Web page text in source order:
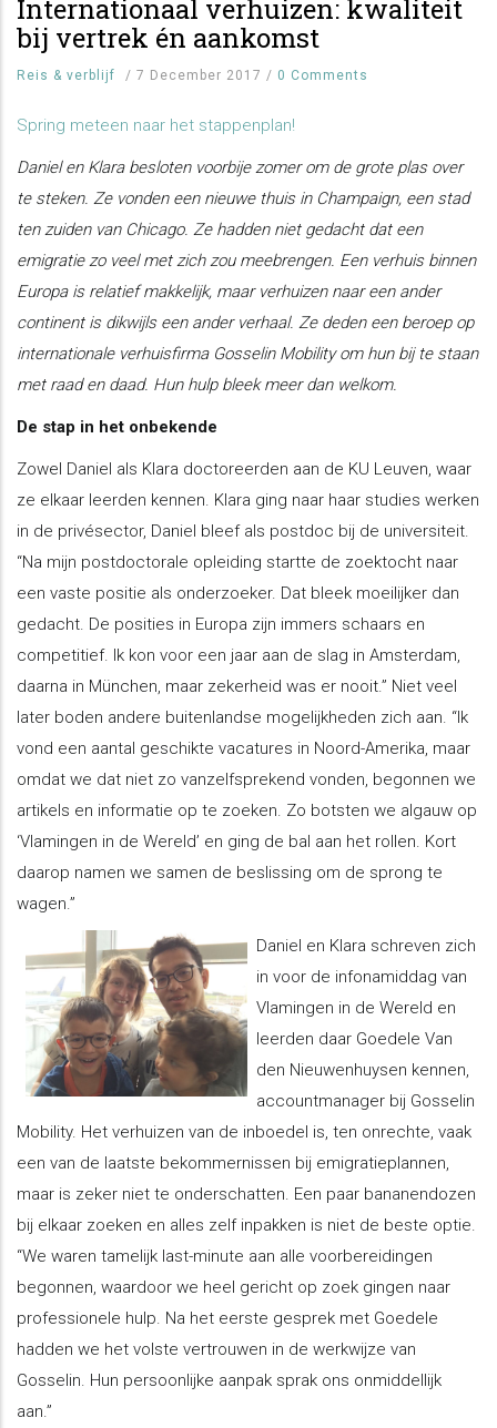
Internationaal verhuizen: kwaliteit
bij vertrek én aankomst
Reis & verblijf / 7 December 2017 / 0 Comments
Spring meteen naar het stappenplan!
Daniel en Klara besloten voorbije zomer om de grote plas over
te steken. Ze vonden een nieuwe thuis in Champaign, een stad
ten zuiden van Chicago. Ze hadden niet gedacht dat een
emigratie zo veel met zich zou meebrengen. Een verhuis binnen
Europa is relatief makkelijk, maar verhuizen naar een ander
continent is dikwijls een ander verhaal. Ze deden een beroep op
internationale verhuisfirma Gosselin Mobility om hun bij te staan
met raad en daad. Hun hulp bleek meer dan welkom.
De stap in het onbekende
Zowel Daniel als Klara doctoreerden aan de KU Leuven, waar
ze elkaar leerden kennen. Klara ging naar haar studies werken
in de privésector, Daniel bleef als postdoc bij de universiteit.
“Na mijn postdoctorale opleiding startte de zoektocht naar
een vaste positie als onderzoeker. Dat bleek moeilijker dan
gedacht. De posities in Europa zijn immers schaars en
competitief. Ik kon voor een jaar aan de slag in Amsterdam,
daarna in München, maar zekerheid was er nooit.” Niet veel
later boden andere buitenlandse mogelijkheden zich aan. “Ik
vond een aantal geschikte vacatures in Noord-Amerika, maar
omdat we dat niet zo vanzelfsprekend vonden, begonnen we
artikels en informatie op te zoeken. Zo botsten we algauw op
‘Vlamingen in de Wereld’ en ging de bal aan het rollen. Kort
daarop namen we samen de beslissing om de sprong te
wagen.”
Daniel en Klara schreven zich
in voor de infonamiddag van
Vlamingen in de Wereld en
leerden daar Goedele Van
den Nieuwenhuysen kennen,
accountmanager bij Gosselin
Mobility. Het verhuizen van de inboedel is, ten onrechte, vaak
een van de laatste bekommernissen bij emigratieplannen,
maar is zeker niet te onderschatten. Een paar bananendozen
bij elkaar zoeken en alles zelf inpakken is niet de beste optie.
“We waren tamelijk last-minute aan alle voorbereidingen
begonnen, waardoor we heel gericht op zoek gingen naar
professionele hulp. Na het eerste gesprek met Goedele
hadden we het volste vertrouwen in de werkwijze van
Gosselin. Hun persoonlijke aanpak sprak ons onmiddellijk
aan.”